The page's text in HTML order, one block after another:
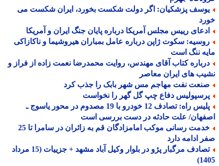
پزشکیان: اگر دولت شکست بخورد، ایران شکست می
رییس مجلس آمریکا درباره پایان جنگ ایران و آمریکا
سکوت ژاپن درباره عامل بمباران هیروشیما و ناکازاکی
ننگ است
کتاب آقای مهندس، روایت محمدرضا نعمت زاده از فراز و
های ایران معاصر
نفت مهاجم مس شهر بابک را جذب کرد
دفاع چپ گل گهر را نخواست
پلیس راه: تصادف 12 خودرو با 19 مصدوم در محور یاسوج ـ
علت حادثه در دست بررسی است
خدمت رسانی موکب امامزادگان قم به زائران در سامرا تا 25
ادامه دارد
تصادف مرگبار پژو در بلوار وکیل آباد مشهد + جزییات (15 مرداد